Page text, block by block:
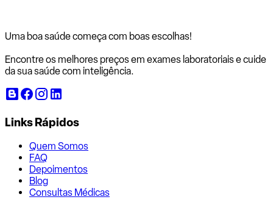
Uma boa saúde começa com boas escolhas!
Encontre os melhores preços em exames laboratoriais e cuide
da sua saúde com inteligência.
Links Rápidos
Quem Somos
FAQ
Depoimentos
Blog
Consultas Médicas